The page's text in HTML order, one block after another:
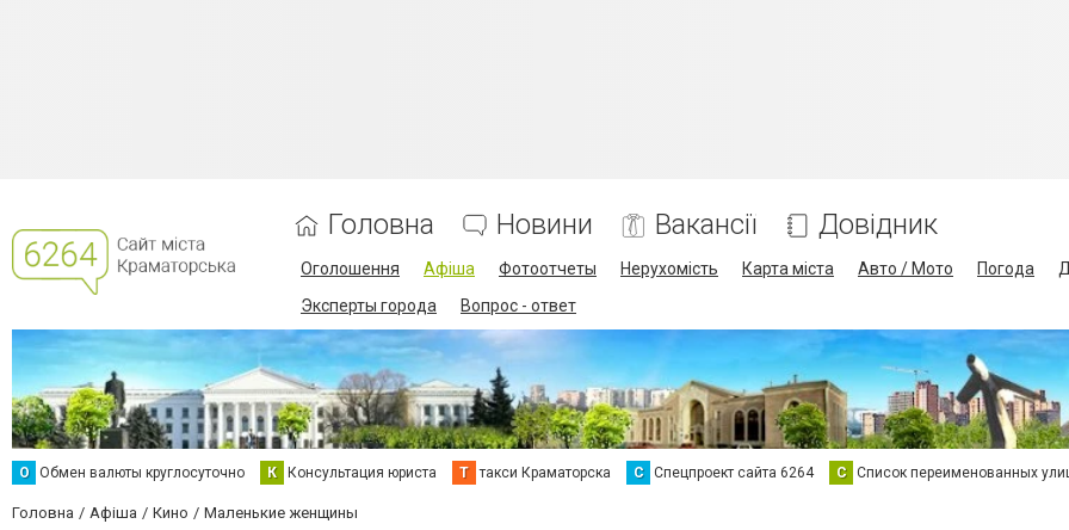
Головна Новини Вакансії Довідник
Оголошення Афіша Фотоотчеты Нерухомість Карта міста Авто / Мото Погода
Эксперты города
Вопрос - ответ
О Обмен валюты круглосуточно К Консультация юриста Т такси Краматорска С Спецпроект сайта 6264 С Список переименованных
Головна Афіша Кино Маленькие женщины